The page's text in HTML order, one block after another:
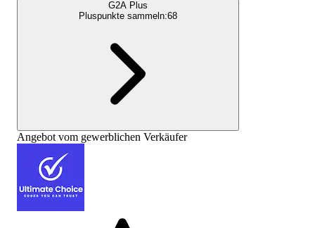
G2A Plus
Pluspunkte sammeln:68
Angebot vom gewerblichen Verkäufer